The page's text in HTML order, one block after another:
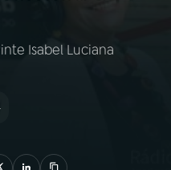
Isabel Luciana